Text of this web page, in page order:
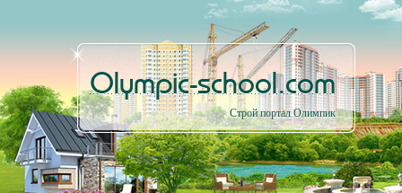
Olympic-school.com
Строй портал Олимпик